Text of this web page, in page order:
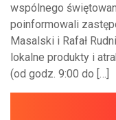
wspólnego
poinformowali
Masalski i Rafał
lokalne produkty i
(od godz. 9:00 do […]